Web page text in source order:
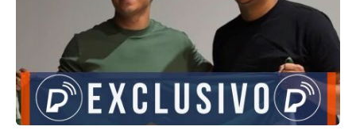
Informações preliminares apontam que o
conflito entre ambos iniciou-se após o